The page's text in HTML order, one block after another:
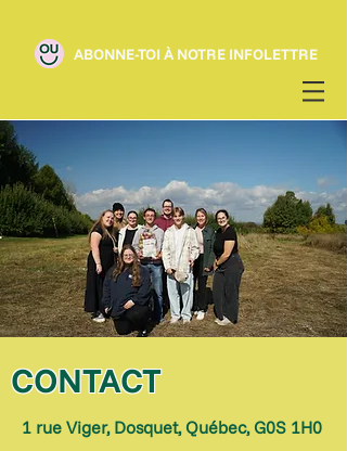
ABONNE-TOI À NOTRE INFOLETTRE
CONTACT
1 rue Viger, Dosquet, Québec, G0S 1H0